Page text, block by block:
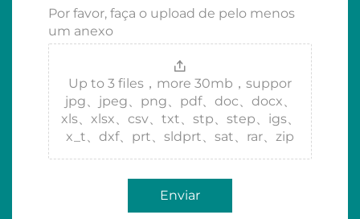
Por favor, faça o upload de pelo menos
um anexo
Up to 3 files，more 30mb，suppor
jpg、jpeg、png、pdf、doc、docx、
xls、xlsx、csv、txt、stp、step、igs、
x_t、dxf、prt、sldprt、sat、rar、zip
Enviar